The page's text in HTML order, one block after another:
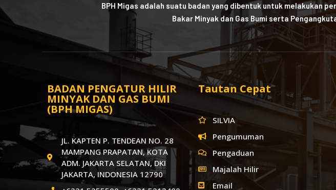
BPH Migas adalah suatu badan yang dibentuk untuk melakukan
Bakar Minyak dan Gas Bumi serta
BADAN PENGATUR HILIR
MINYAK DAN GAS BUMI
(BPH MIGAS)
JL. KAPTEN P. TENDEAN NO. 28
MAMPANG PRAPATAN, KOTA
ADM. JAKARTA SELATAN, DKI
JAKARTA, INDONESIA 12790
Tautan Cepat
SILVIA
Pengumuman
Pengaduan
Majalah Hilir
Email